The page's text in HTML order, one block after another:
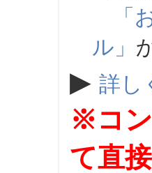
「
ル」
▶ 詳し
※コン
て直